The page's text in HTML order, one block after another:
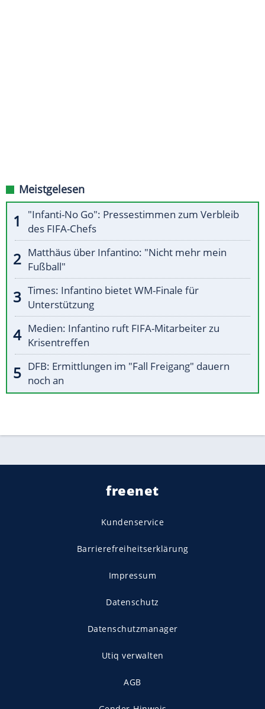
Meistgelesen
"Infanti-No Go": Pressestimmen zum Verbleib
des FIFA-Chefs
Matthäus über Infantino: "Nicht mehr mein
Fußball"
Times: Infantino bietet WM-Finale für
Unterstützung
Medien: Infantino ruft FIFA-Mitarbeiter zu
Krisentreffen
DFB: Ermittlungen im "Fall Freigang" dauern
noch an
freenet
Kundenservice
Barrierefreiheitserklärung
Impressum
Datenschutz
Datenschutzmanager
Utiq verwalten
AGB